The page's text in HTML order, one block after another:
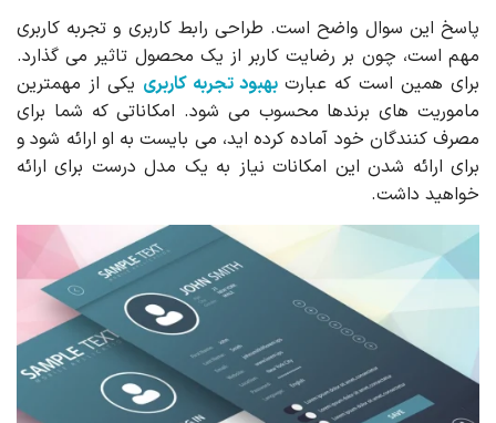
پاسخ این سوال واضح است. طراحی رابط کاربری و تجربه کاربری
مهم است، چون بر رضایت کاربر از یک محصول تاثیر می گذارد.
برای همین است که عبارتبهبود تجربه کاربری یکی از مهمترین
ماموریت های برندها محسوب می شود. امکاناتی که شما برای
مصرف کنندگان خود آماده کرده اید، می بایست به او ارائه شود و
برای ارائه شدن این امکانات نیاز به یک مدل درست برای ارائه
خواهید داشت.